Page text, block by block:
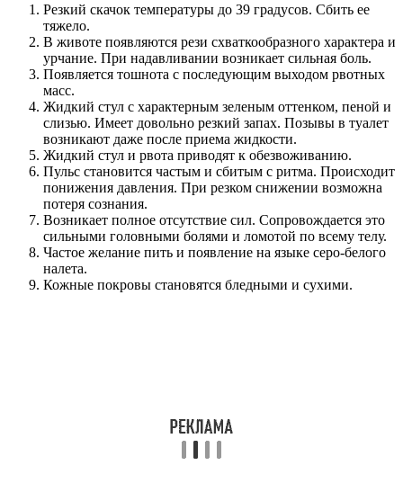
Резкий скачок температуры до 39 градусов. Сбить ее
тяжело.
В животе появляются рези схваткообразного характера и
урчание. При надавливании возникает сильная боль.
Появляется тошнота с последующим выходом рвотных
масс.
Жидкий стул с характерным зеленым оттенком, пеной и
слизью. Имеет довольно резкий запах. Позывы в туалет
возникают даже после приема жидкости.
Жидкий стул и рвота приводят к обезвоживанию.
Пульс становится частым и сбитым с ритма. Происходит
понижения давления. При резком снижении возможна
потеря сознания.
Возникает полное отсутствие сил. Сопровождается это
сильными головными болями и ломотой по всему телу.
Частое желание пить и появление на языке серо-белого
налета.
Кожные покровы становятся бледными и сухими.